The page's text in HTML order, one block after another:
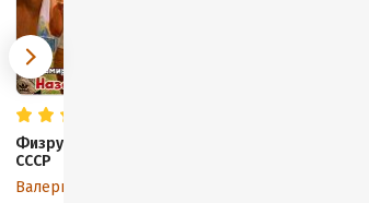
Физрук 6: Назад в
СССР
Валерий Гуров